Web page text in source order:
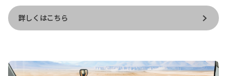
詳しくはこちら